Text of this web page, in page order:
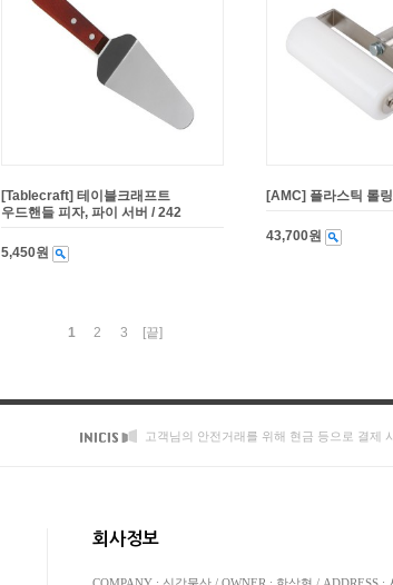
[Tablecraft] 테이블크래프트
우드핸들 피자, 파이 서버 / 242
5,450원
[AMC] 플라스틱 롤
43,700원
1 2 3 [끝]
고객님의 안전거래를 위해 현금 등으로 결제
회사정보